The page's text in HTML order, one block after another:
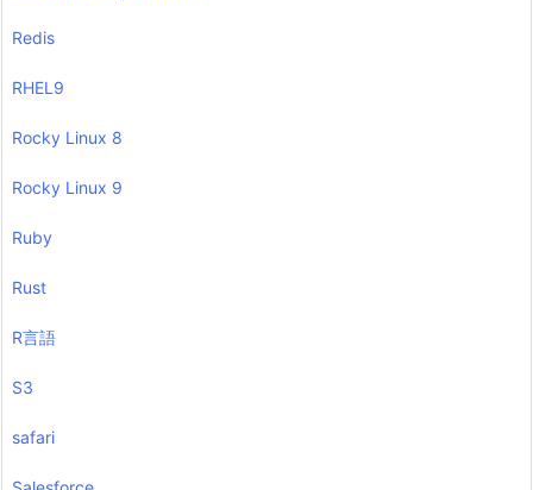
Redis
RHEL9
Rocky Linux 8
Rocky Linux 9
Ruby
Rust
R言語
S3
safari